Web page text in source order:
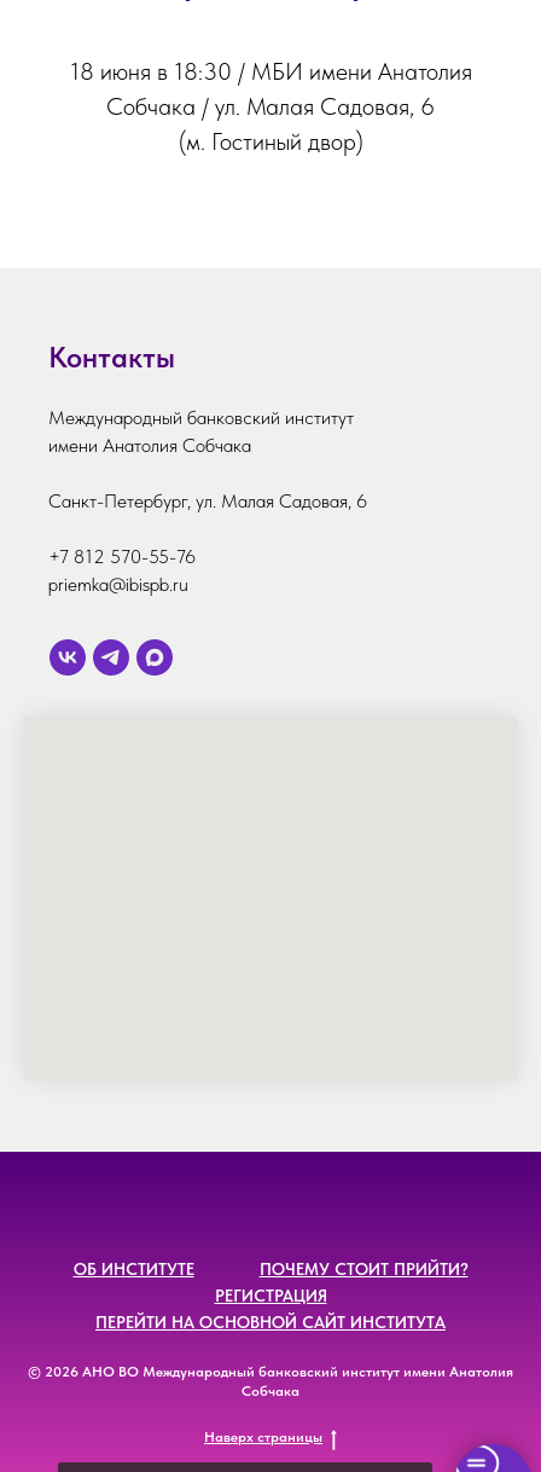
18 июня в 18:30 / МБИ имени Анатолия
Собчака / ул. Малая Садовая, 6
(м. Гостиный двор)
Контакты
Международный банковский институт
имени Анатолия Собчака
Санкт-Петербург, ул. Малая Садовая, 6
+7 812 570-55-76
priemka@ibispb.ru
ОБ ИНСТИТУТЕ
ПОЧЕМУ СТОИТ ПРИЙТИ?
РЕГИСТРАЦИЯ
ПЕРЕЙТИ НА ОСНОВНОЙ САЙТ ИНСТИТУТА
© 2026 АНО ВО Международный банковский институт имени Анатолия
Собчака
Наверх страницы